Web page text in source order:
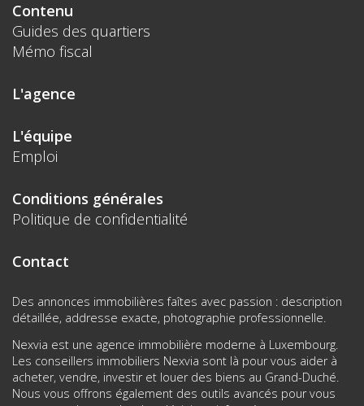
Contenu
Guides des quartiers
Mémo fiscal
L'agence
L'équipe
Emploi
Conditions générales
Politique de confidentialité
Contact
Des annonces immobilières faîtes avec passion : description
détaillée, addresse exacte, photographie professionnelle.
Nexvia est une agence immobilière moderne à Luxembourg.
Les conseillers immobiliers Nexvia sont là pour vous aider à
acheter, vendre, investir et louer des biens au Grand-Duché.
Nous vous offrons également des outils avancés pour vous